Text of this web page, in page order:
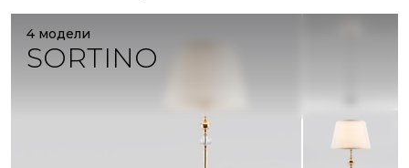
4 модели
SORTINO